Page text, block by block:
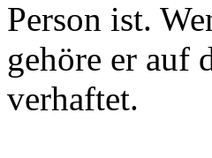
Person ist.
gehöre er auf
verhaftet.